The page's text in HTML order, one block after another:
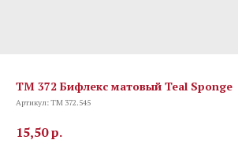
TM 372 Бифлекс матовый Teal Sponge
Артикул:TM 372.545
15,50р.